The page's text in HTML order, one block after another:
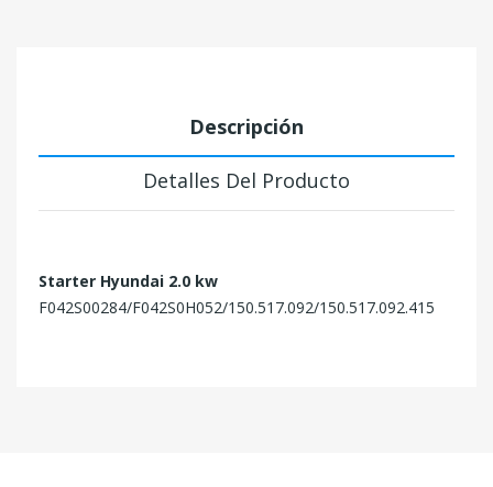
Descripción
Detalles Del Producto
Starter Hyundai 2.0 kw
F042S00284/F042S0H052/150.517.092/150.517.092.415